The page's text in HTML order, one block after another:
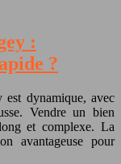
:
?
est dynamique, avec
Vendre un bien
et complexe. La
avantageuse pour